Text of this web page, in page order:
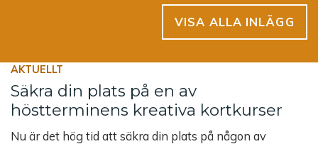
VISA ALLA INLÄGG
AKTUELLT
Säkra din plats på en av
höstterminens kreativa kortkurser
Nu är det hög tid att säkra din plats på någon av